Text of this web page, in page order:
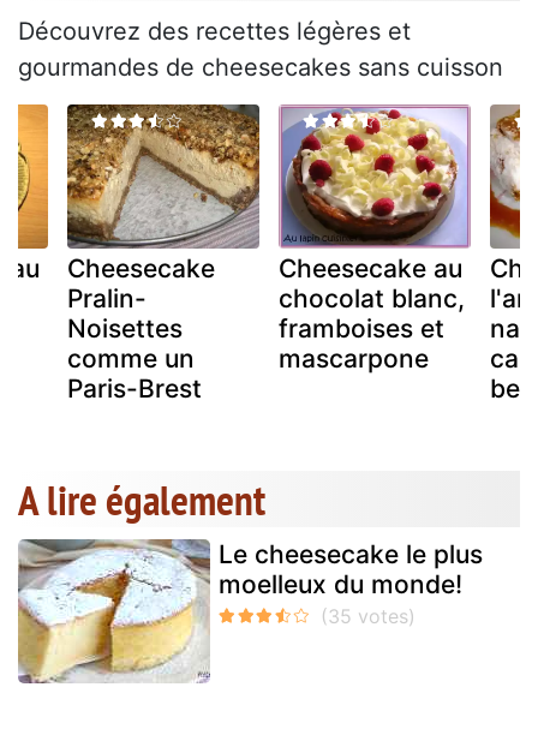
Découvrez des recettes légères et
gourmandes de cheesecakes sans cuisson
au
Cheesecake
Pralin-
Noisettes
comme un
Paris-Brest
Cheesecake au
chocolat blanc,
framboises et
mascarpone
A lire également
Le cheesecake le plus
moelleux du monde!